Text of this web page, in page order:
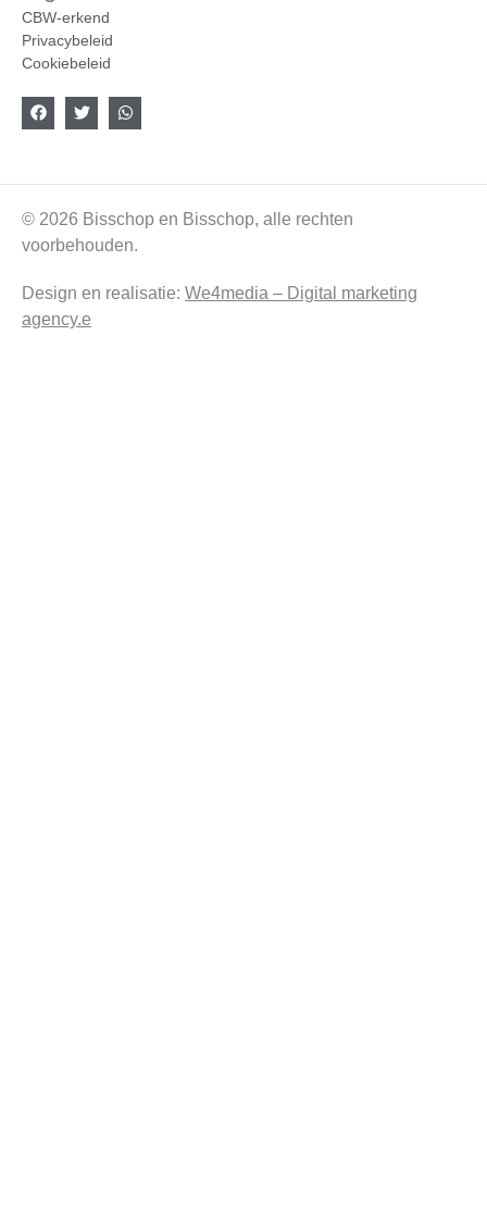
CBW-erkend
Privacybeleid
Cookiebeleid
© 2026 Bisschop en Bisschop, alle rechten
voorbehouden.
Design en realisatie: We4media – Digital marketing
agency.e